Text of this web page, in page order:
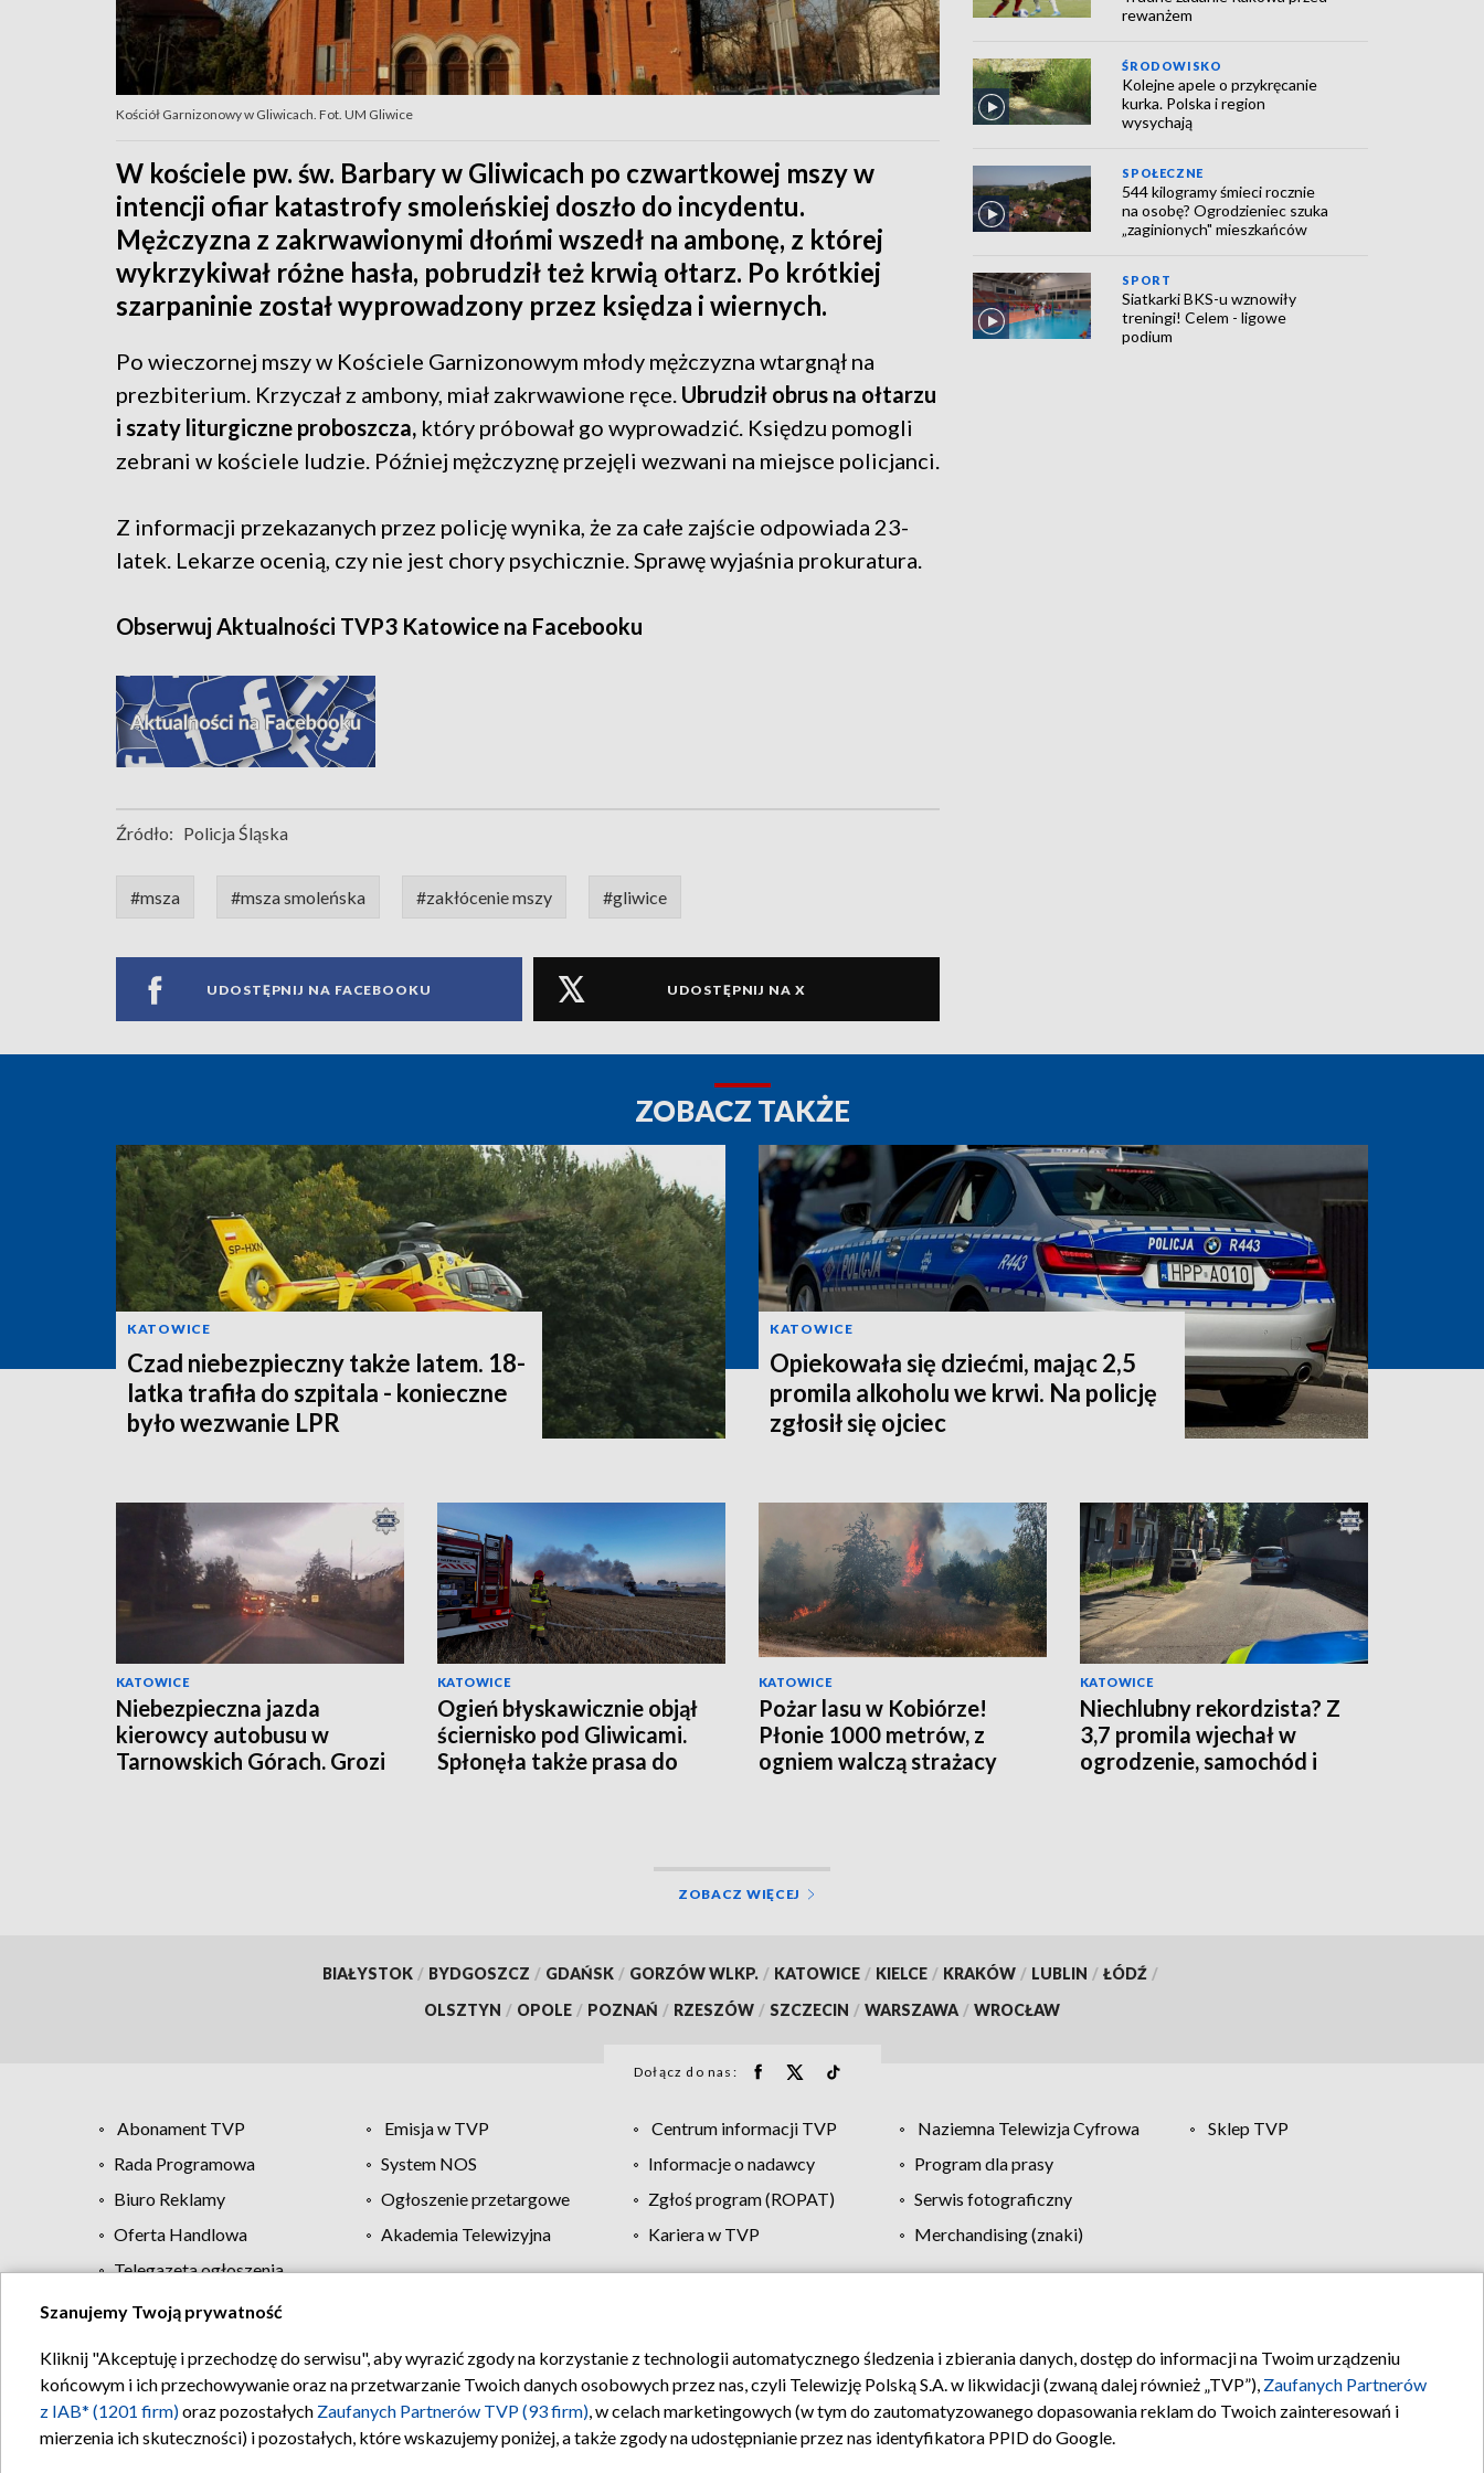
Kościół Garnizonowy w Gliwicach. Fot. UM Gliwice
W kościele pw. św. Barbary w Gliwicach po czwartkowej mszy w
intencji ofiar katastrofy smoleńskiej doszło do incydentu.
Mężczyzna z zakrwawionymi dłońmi wszedł na ambonę, z której
wykrzykiwał różne hasła, pobrudził też krwią ołtarz. Po krótkiej
szarpaninie został wyprowadzony przez księdza i wiernych.
Po wieczornej mszy w Kościele Garnizonowym młody mężczyzna wtargnął na
prezbiterium. Krzyczał z ambony, miał zakrwawione ręce. Ubrudził obrus na ołtarzu
i szaty liturgiczne proboszcza, który próbował go wyprowadzić. Księdzu pomogli
zebrani w kościele ludzie. Później mężczyznę przejęli wezwani na miejsce policjanci.
Z informacji przekazanych przez policję wynika, że za całe zajście odpowiada 23-
latek. Lekarze ocenią, czy nie jest chory psychicznie. Sprawę wyjaśnia prokuratura.
Obserwuj Aktualności TVP3 Katowice na Facebooku
Źródło: Policja Śląska
#msza #msza smoleńska #zakłócenie mszy #gliwice
UDOSTĘPNIJ NA FACEBOOKU UDOSTĘPNIJ NA X
rewanżem
ŚRODOWISKO
Kolejne apele o przykręcanie
kurka. Polska i region
wysychają
SPOŁECZNE
544 kilogramy śmieci rocznie
na osobę? Ogrodzieniec szuka
„zaginionych" mieszkańców
SPORT
Siatkarki BKS-u wznowiły
treningi! Celem - ligowe
podium
ZOBACZ TAKŻE
KATOWICE
Czad niebezpieczny także latem. 18-
latka trafiła do szpitala - konieczne
było wezwanie LPR
KATOWICE
Opiekowała się dziećmi, mając 2,5
promila alkoholu we krwi. Na policję
zgłosił się ojciec
KATOWICE
Niebezpieczna jazda
kierowcy autobusu w
Tarnowskich Górach. Grozi
KATOWICE
Ogień błyskawicznie objął
ściernisko pod Gliwicami.
Spłonęła także prasa do
KATOWICE
Pożar lasu w Kobiórze!
Płonie 1000 metrów, z
ogniem walczą strażacy
KATOWICE
Niechlubny rekordzista? Z
3,7 promila wjechał w
ogrodzenie, samochód i
ZOBACZ WIĘCEJ
BIAŁYSTOK / BYDGOSZCZ / GDAŃSK / GORZÓW WLKP. / KATOWICE / KIELCE / KRAKÓW / LUBLIN / ŁÓDŹ /
OLSZTYN / OPOLE / POZNAŃ / RZESZÓW / SZCZECIN / WARSZAWA / WROCŁAW
Dołącz do nas:
Abonament TVP Emisja w TVP Centrum informacji TVP Naziemna Telewizja Cyfrowa
Sklep TVP
Rada Programowa
System NOS Informacje o nadawcy
Program dla prasy
Biuro Reklamy
Ogłoszenie przetargowe Zgłoś program (ROPAT)
Serwis fotograficzny
Oferta Handlowa
Akademia Telewizyjna Kariera w TVP
Merchandising (znaki)
Telegazeta ogłoszenia
Regulamin TVP Polityka prywatności Moje zgody Pomoc Biuro reklamy Kontakt
Szanujemy Twoją prywatność
Kliknij "Akceptuję i przechodzę do serwisu", aby wyrazić zgody na korzystanie z technologii automatycznego śledzenia i zbierania danych, dostęp do informacji na Twoim urządzeniu
końcowym i ich przechowywanie oraz na przetwarzanie Twoich danych osobowych przez nas, czyli Telewizję Polską S.A. w likwidacji (zwaną dalej również „TVP”), Zaufanych Partnerów
z IAB* (1201 firm)oraz pozostałych Zaufanych Partnerów TVP (93 firm), w celach marketingowych (w tym do zautomatyzowanego dopasowania reklam do Twoich zainteresowań i
mierzenia ich skuteczności) i pozostałych, które wskazujemy poniżej, a także zgody na udostępnianie przez nas identyfikatora PPID do Google.